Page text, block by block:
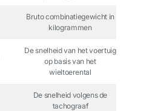
Bruto combinatiegewicht in
kilogrammen
De snelheid van het voertuig
op basis van het
wieltoerental
De snelheid volgens de
tachograaf